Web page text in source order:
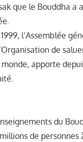
que le Bouddha
l’Assemblée
de
apporte
du
de